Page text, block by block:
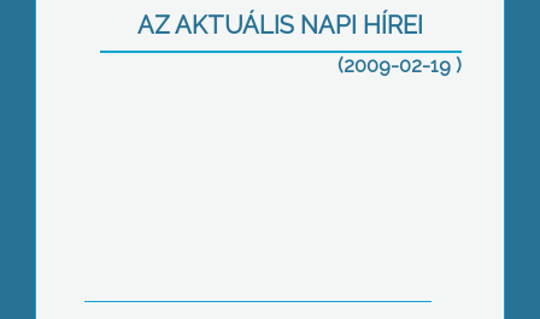
AZ AKTUÁLIS NAPI HÍREI
(2009-02-19 )
törvényt, így csak havonta kellene
elvégezniük a vendéglátósoknak ezt a